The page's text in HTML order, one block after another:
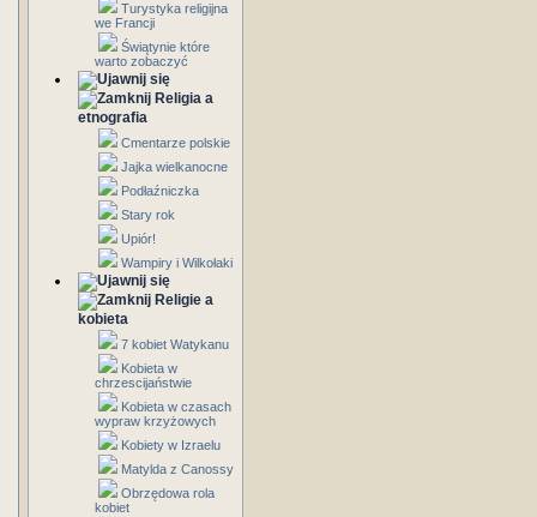
Turystyka religijna
we Francji
Świątynie które
warto zobaczyć
Religia a
etnografia
Cmentarze polskie
Jajka wielkanocne
Podłaźniczka
Stary rok
Upiór!
Wampiry i Wilkołaki
Religie a
kobieta
7 kobiet Watykanu
Kobieta w
chrzescijaństwie
Kobieta w czasach
wypraw krzyżowych
Kobiety w Izraelu
Matylda z Canossy
Obrzędowa rola
kobiet